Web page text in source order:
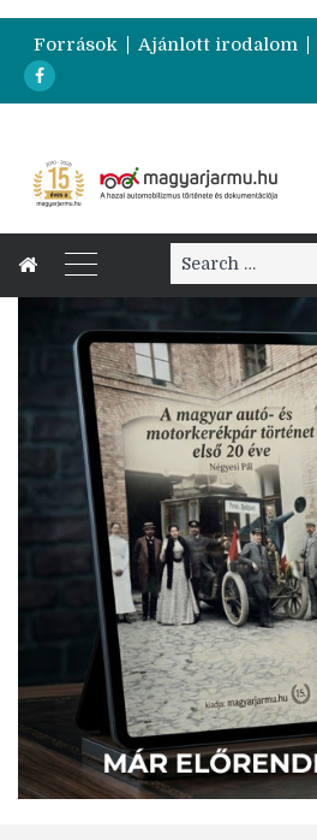
Források Ajánlott irodalom
Search
for: